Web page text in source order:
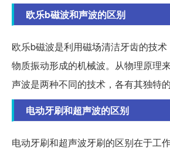
欧乐b磁波和声波的区别
欧乐b磁波是利用磁场清洁牙齿的技
物质振动形成的机械波。从物理原理
声波是两种不同的技术，各有其独特的
电动牙刷和超声波的区别
电动牙刷和超声波牙刷的区别在于工